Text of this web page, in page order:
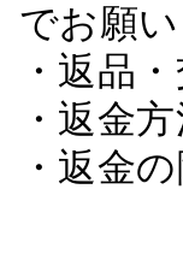
でお願い
・返品
・返金
・返金